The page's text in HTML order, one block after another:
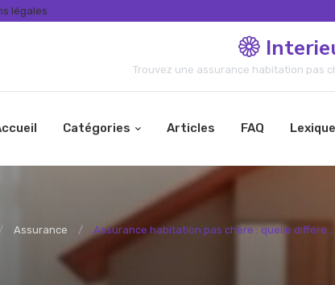
légales
Trouvez une assurance habitation pas
Catégories Articles FAQ Lexique
Assurance Assurance habitation pas chère : quelle différe...